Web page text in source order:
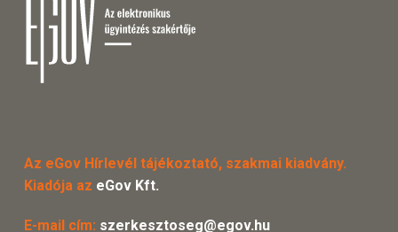
Az eGov Hírlevél tájékoztató, szakmai kiadvány.
Kiadója az eGov Kft.
E-mail cím: szerkesztoseg@egov.hu